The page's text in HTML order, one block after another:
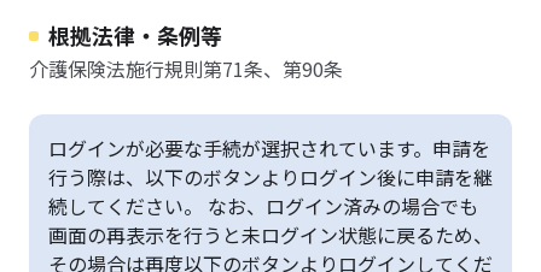
根拠法律・条例等
介護保険法施行規則第71条、第90条
ログインが必要な手続が選択されています。申請を
行う際は、以下のボタンよりログイン後に申請を継
続してください。 なお、ログイン済みの場合でも
画面の再表示を行うと未ログイン状態に戻るため、
その場合は再度以下のボタンよりログインしてくだ